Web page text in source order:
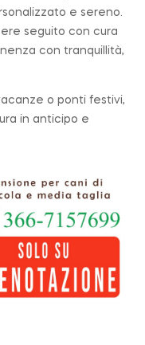
e sereno.
seguito con cura
con tranquillità,
o ponti festivi,
in anticipo e